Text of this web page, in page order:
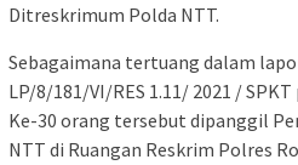
Ditreskrimum Polda NTT.
Sebagaimana tertuang dalam
LP/8/181/VI/RES 1.11/ 2021 /
Ke-30 orang tersebut dipanggil
NTT di Ruangan Reskrim Polres